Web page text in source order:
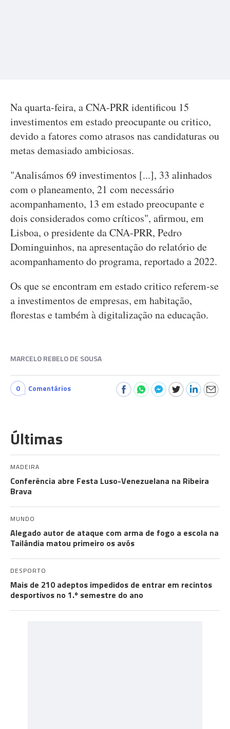
Na quarta-feira, a CNA-PRR identificou 15
investimentos em estado preocupante ou critico,
devido a fatores como atrasos nas candidaturas ou
metas demasiado ambiciosas.
"Analisámos 69 investimentos [...], 33 alinhados
com o planeamento, 21 com necessário
acompanhamento, 13 em estado preocupante e
dois considerados como críticos", afirmou, em
Lisboa, o presidente da CNA-PRR, Pedro
Dominguinhos, na apresentação do relatório de
acompanhamento do programa, reportado a 2022.
Os que se encontram em estado critico referem-se
a investimentos de empresas, em habitação,
florestas e também à digitalização na educação.
MARCELO REBELO DE SOUSA
0 Comentários
Últimas
MADEIRA
Conferência abre Festa Luso-Venezuelana na Ribeira
Brava
MUNDO
Alegado autor de ataque com arma de fogo a escola na
Tailândia matou primeiro os avós
DESPORTO
Mais de 210 adeptos impedidos de entrar em recintos
desportivos no 1.º semestre do ano